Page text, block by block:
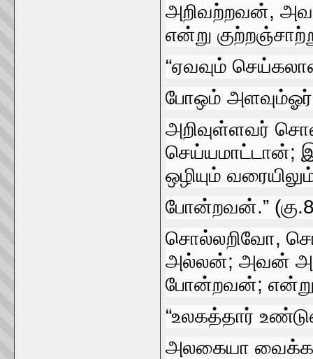
அறிவற்றவன்‌,
என்று
“ஏவவும்‌
போஒம்‌
அறிவுள்ளவர்‌
செய்யமாட்டான்‌;
ஒழியும்‌
போன்றவன்‌.”
சொல்லறிவோ,
அல்லன்‌; அவன்‌
போன்றவன்‌; என்று
“உலகத்தார்‌
அலகையா